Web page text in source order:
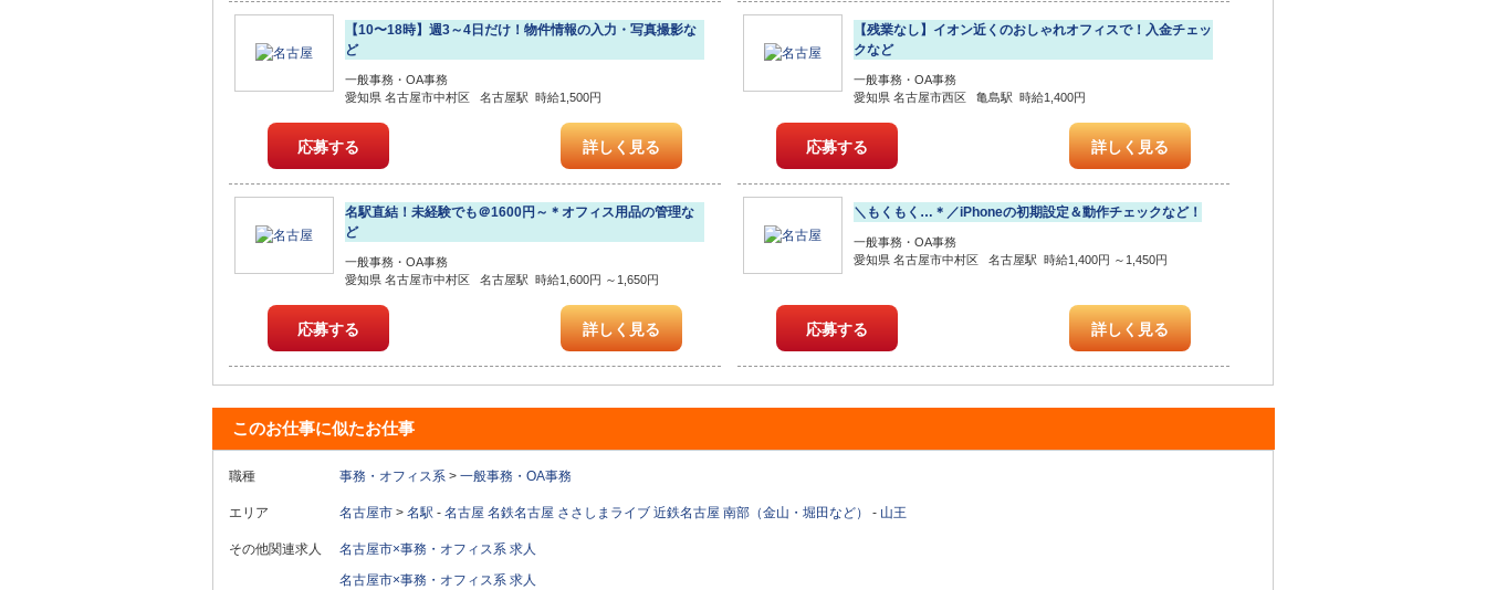
【10〜18時】週3～4日だけ！物件情報の入力・写真撮影な
ど
一般事務・OA事務
愛知県 名古屋市中村区 名古屋駅 時給1,500円
応募する 詳しく見る
【残業なし】イオン近くのおしゃれオフィスで！入金チェッ
クなど
一般事務・OA事務
愛知県 名古屋市西区 亀島駅 時給1,400円
応募する 詳しく見る
名駅直結！未経験でも＠1600円～＊オフィス用品の管理な
ど
一般事務・OA事務
愛知県 名古屋市中村区 名古屋駅 時給1,600円 ～1,650円
応募する 詳しく見る
＼もくもく…＊／iPhoneの初期設定＆動作チェックなど！
一般事務・OA事務
愛知県 名古屋市中村区 名古屋駅 時給1,400円 ～1,450円
応募する 詳しく見る
このお仕事に似たお仕事
職種 事務・オフィス系 > 一般事務・OA事務
エリア 名古屋市 > 名駅 - 名古屋 名鉄名古屋 ささしまライブ 近鉄名古屋 南部（金山・堀田など） - 山王
その他関連求人
名古屋市×事務・オフィス系 求人
名古屋市×事務・オフィス系 求人